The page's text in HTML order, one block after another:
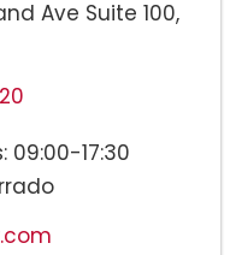
Ave Suite 100,
09:00-17:30